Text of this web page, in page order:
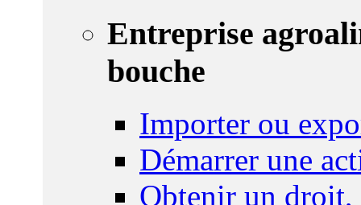
Entreprise
bouche
Importer ou
Démarrer une
Obtenir un droit,